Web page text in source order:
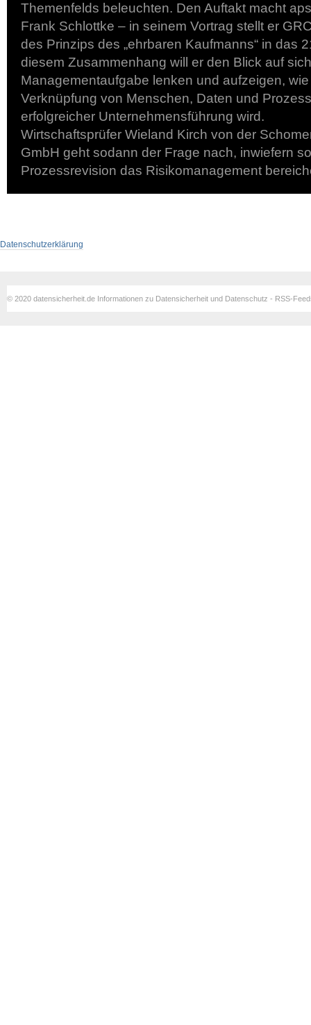
Themenfelds beleuchten. Den Auftakt macht
Frank Schlottke – in seinem Vortrag stellt er
des Prinzips des „ehrbaren Kaufmanns“ in das
diesem Zusammenhang will er den Blick auf
Managementaufgabe lenken und aufzeigen,
Verknüpfung von Menschen, Daten und
erfolgreicher Unternehmensführung wird.
Wirtschaftsprüfer Wieland Kirch von der
GmbH geht sodann der Frage nach, inwiefern
Prozessrevision das Risikomanagement
Datenschutzerklärung
© 2020 datensicherheit.de Informationen zu Datensicherheit und Datenschutz - RSS-